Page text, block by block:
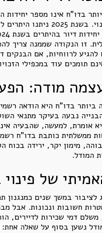
זו הנקודה שממנה צריך
להגיע לרווחיות, אם
תומכים עוד במכפילי
מודה:
נבעה בעיקר מתנאי
אומרת, למעשה, שהבעיה
ממשלתית כותבת בדו"ח
מימון יקר, ירידה בכוח
המודל.
של פינוי
לציבור במשך שנים
חשובות ונכונות. אבל
משלם דמי שכירות
נשען בסוף על שאלה